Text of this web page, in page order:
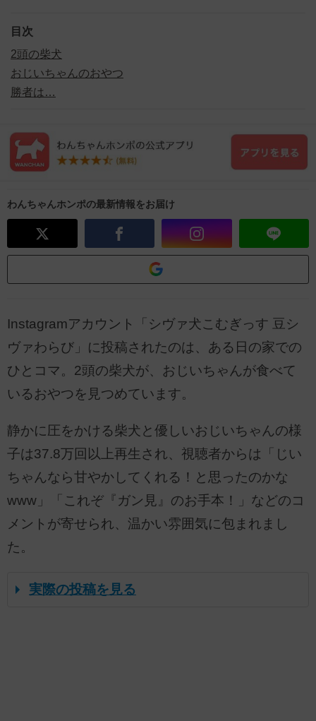
目次
2頭の柴犬
おじいちゃんのおやつ
勝者は…
わんちゃんホンポの最新情報をお届け
Instagramアカウント「シヴァ犬こむぎっす 豆シ
ヴァわらび」に投稿されたのは、ある日の家での
ひとコマ。2頭の柴犬が、おじいちゃんが食べて
いるおやつを見つめています。
静かに圧をかける柴犬と優しいおじいちゃんの様
子は37.8万回以上再生され、視聴者からは「じい
ちゃんなら甘やかしてくれる！と思ったのかな
www」「これぞ『ガン見』のお手本！」などのコ
メントが寄せられ、温かい雰囲気に包まれまし
た。
実際の投稿を見る